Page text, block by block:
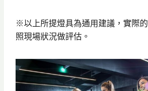
※以上所提燈具為通用建議，實際
照現場狀況做評估。